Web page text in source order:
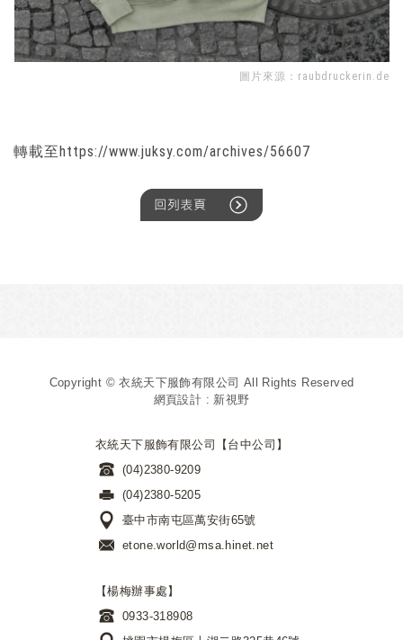
圖片來源： raubdruckerin.de
轉載至https://www.juksy.com/archives/56607
Copyright © 衣統天下服飾有限公司 All Rights Reserved
網頁設計 : 新視野
衣統天下服飾有限公司【台中公司】
(04)2380-9209
(04)2380-5205
臺中市南屯區萬安街65號
etone.world@msa.hinet.net
【楊梅辦事處】
0933-318908